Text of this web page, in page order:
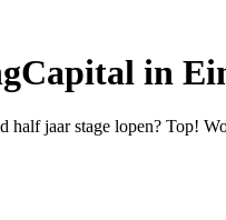
in
jaar stage lopen? Top!